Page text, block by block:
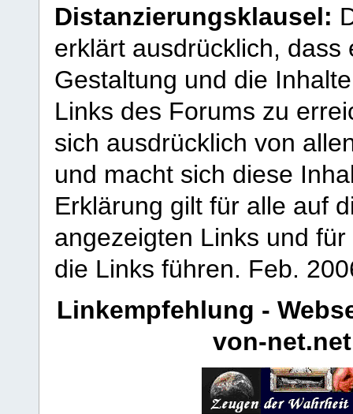
Distanzierungsklausel:
erklärt ausdrücklich,
Gestaltung und die
Links des Forums zu
sich ausdrücklich von
und macht sich diese
Erklärung gilt für alle auf
angezeigten Links und
die Links führen. Feb.
Linkempfehlung -
von-net.net